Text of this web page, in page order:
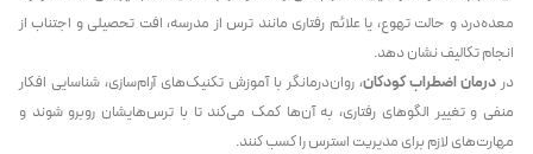
معده‌درد و حالت تهوع، یا علائم رفتاری مانند ترس از مدرسه، افت تحصیلی و اجتناب از
انجام تکالیف نشان دهد.
در درمان اضطراب کودکان، روان‌درمانگر با آموزش تکنیک‌های آرام‌سازی، شناسایی افکار
منفی و تغییر الگوهای رفتاری، به آن‌ها کمک می‌کند تا با ترس‌هایشان روبرو شوند و
مهارت‌های لازم برای مدیریت استرس را کسب کنند.